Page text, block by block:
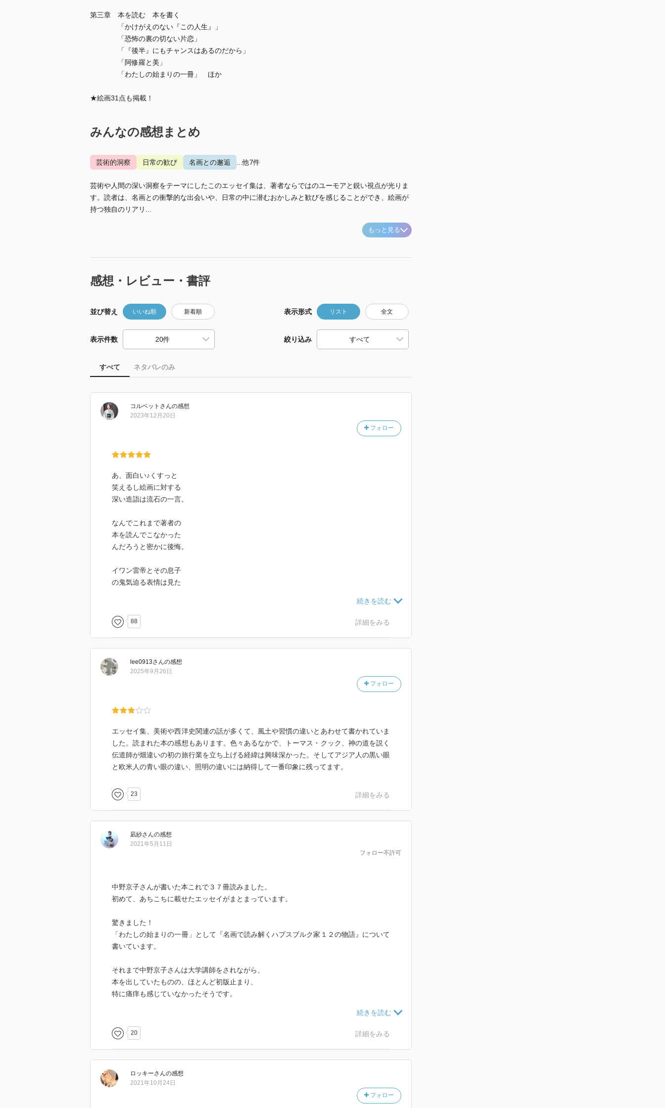
第三章 本を読む 本を書く
「かけがえのない『この人生』」
「恐怖の裏の切ない片恋」
「『後半』にもチャンスはあるのだから」
「阿修羅と美」
「わたしの始まりの一冊」 ほか
★絵画31点も掲載！
みんなの感想まとめ
芸術的洞察 日常の歓び 名画との邂逅 ...他7件
芸術や人間の深い洞察をテーマにしたこのエッセイ集は、著者ならではのユーモアと鋭い視点が光りま
す。読者は、名画との衝撃的な出会いや、日常の中に潜むおかしみと歓びを感じることができ、絵画が
持つ独自のリアリ...
もっと見る
感想・レビュー・書評
並び替え いいね順 新着順 表示形式 リスト 全文
表示件数 絞り込み
すべて ネタバレのみ
コルベット さんの感想
フォロー
2023年12月20日
あ、面白い♪くすっと
笑えるし絵画に対する
深い造詣は流石の一言。
なんでこれまで著者の
本を読んでこなかった
んだろうと密かに後悔。
イワン雷帝とその息子
の鬼気迫る表情は見た
書物でも写真でもなく
絵画だから表現出来る
仕事がらみの本に眠り
の精がくっついている
数ページ読むと必ず瞼
･･･(笑
88 詳細をみる
lee0913さんの感想
フォロー
2025年9月26日
エッセイ集、美術や西洋史関連の話が多くて、風土や習慣の違いとあわせて書かれていま
した。読まれた本の感想もあります。色々あるなかで、トーマス・クック、神の道を説く
伝道師が畑違いの初の旅行業を立ち上げる経緯は興味深かった。そしてアジア人の黒い眼
と欧米人の青い眼の違い、照明の違いには納得して一番印象に残ってます。
23 詳細をみる
凪紗さんの感想
フォロー不許可
2021年5月11日
中野京子さんが書いた本これで３７冊読みました。
初めて、あちこちに載せたエッセイがまとまっています。
驚きました！
「わたしの始まりの一冊」として『名画で読み解くハプスブルク家１２の物語』について
書いています。
それまで中野京子さんは大学講師をされながら、
本を出していたものの、ほとんど初版止まり、
特に痛痒も感じていなかったそうです。
そこで出したのが『怖い絵』。
これは売れました。
ころ、ものすごく
売れて！
20 詳細をみる
ロッキーさんの感想
フォロー
2021年10月24日